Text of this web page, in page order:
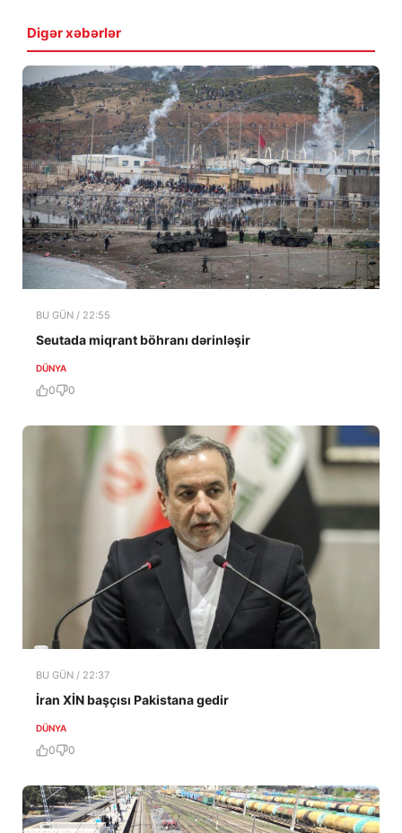
Digər xəbərlər
BU GÜN / 22:55
Seutada miqrant böhranı dərinləşir
DÜNYA
0 0
BU GÜN / 22:37
İran XİN başçısı Pakistana gedir
DÜNYA
0 0